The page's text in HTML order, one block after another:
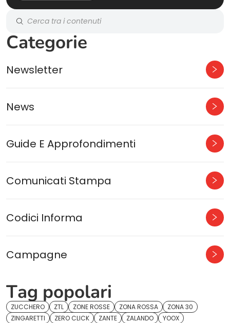
Categorie
Newsletter
News
Guide E Approfondimenti
Comunicati Stampa
Codici Informa
Campagne
Tag popolari
ZUCCHERO ZTL ZONE ROSSE ZONA ROSSA
ZONA 30
ZINGARETTI
ZERO CLICK ZANTE ZALANDO YOOX